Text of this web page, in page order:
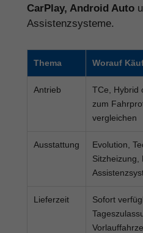
CarPlay, Android Auto
Assistenzsysteme.
Thema Worauf
Antrieb
TCe, Hybrid
zum
vergleichen
Ausstattung
Evolution,
Sitzheizung,
Lieferzeit
Sofort